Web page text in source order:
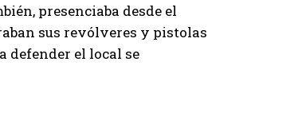
presenciaba desde el
sus revólveres y pistolas
defender el local se